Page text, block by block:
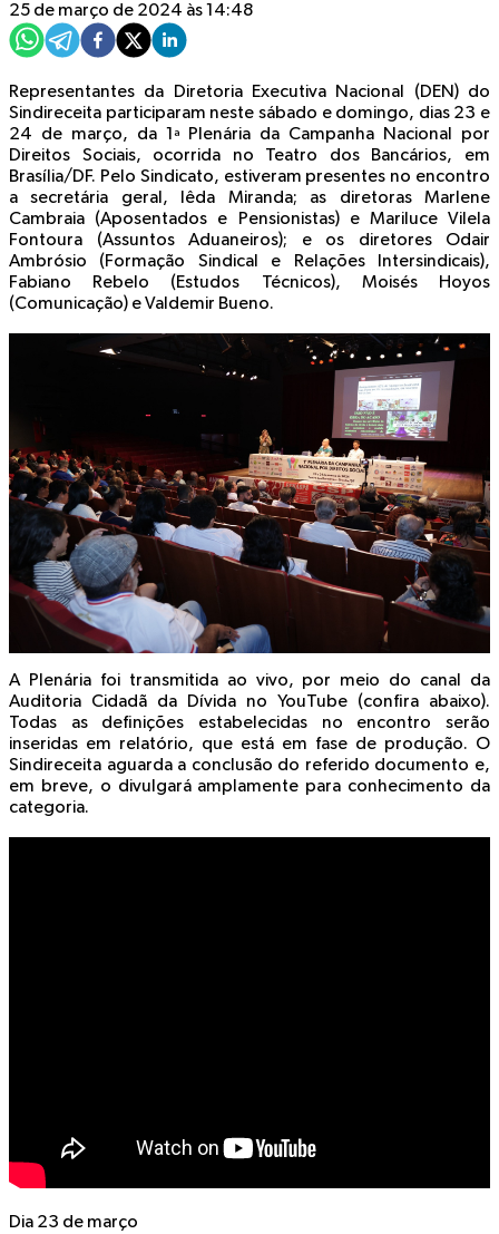
25 de março de 2024 às 14:48
Representantes da Diretoria Executiva Nacional (DEN) do
Sindireceita participaram neste sábado e domingo, dias 23 e
24 de março, da 1ª Plenária da Campanha Nacional por
Direitos Sociais, ocorrida no Teatro dos Bancários, em
Brasília/DF. Pelo Sindicato, estiveram presentes no encontro
a secretária geral, Iêda Miranda; as diretoras Marlene
Cambraia (Aposentados e Pensionistas) e Mariluce Vilela
Fontoura (Assuntos Aduaneiros); e os diretores Odair
Ambrósio (Formação Sindical e Relações Intersindicais),
Fabiano Rebelo (Estudos Técnicos), Moisés Hoyos
(Comunicação) e Valdemir Bueno.
A Plenária foi transmitida ao vivo, por meio do canal da
Auditoria Cidadã da Dívida no YouTube (confira abaixo).
Todas as definições estabelecidas no encontro serão
inseridas em relatório, que está em fase de produção. O
Sindireceita aguarda a conclusão do referido documento e,
em breve, o divulgará amplamente para conhecimento da
categoria.
Dia 23 de março